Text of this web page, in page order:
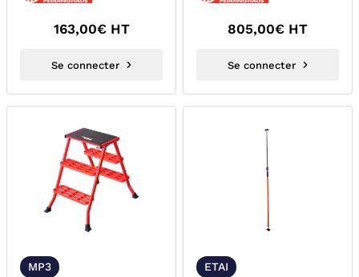
163,00€ HT
Se connecter
805,00€ HT
Se connecter
MP3 ETAI